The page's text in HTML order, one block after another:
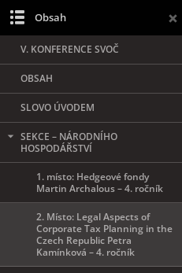
Obsah
V. KONFERENCE SVOČ
OBSAH
SLOVO ÚVODEM
SEKCE – NÁRODNÍHO
HOSPODÁŘSTVÍ
1. místo: Hedgeové fondy
Martin Archalous – 4. ročník
2. Místo: Legal Aspects of
Corporate Tax Planning in the
Czech Republic Petra
Kamínková – 4. ročník